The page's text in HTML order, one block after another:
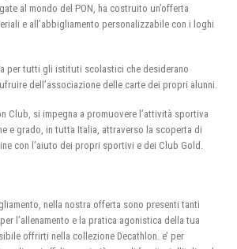
al mondo del PON, ha costruito un’offerta
e all’abbigliamento personalizzabile con i loghi
per tutti gli istituti scolastici che desiderano
dell’associazione delle carte dei propri alunni.
Club, si impegna a promuovere l’attività sportiva
e grado, in tutta Italia, attraverso la scoperta di
con l’aiuto dei propri sportivi e dei Club Gold.
nella nostra offerta sono presenti tanti
l’allenamento e la pratica agonistica della tua
offrirti nella collezione Decathlon. e’ per